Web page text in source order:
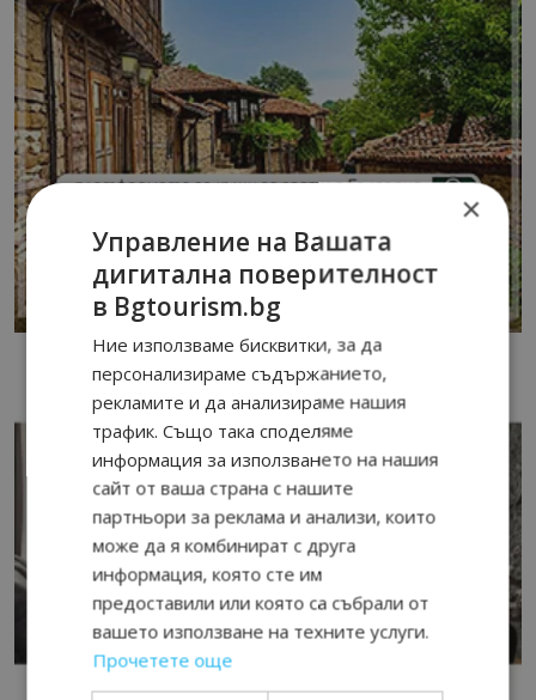
×
Управление на Вашата
дигитална поверителност
в Bgtourism.bg
Ние използваме бисквитки, за да
персонализираме съдържанието,
рекламите и да анализираме нашия
трафик. Също така споделяме
информация за използването на нашия
сайт от ваша страна с нашите
партньори за реклама и анализи, които
може да я комбинират с друга
информация, която сте им
предоставили или която са събрали от
вашето използване на техните услуги.
Прочетете още